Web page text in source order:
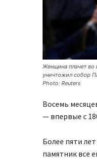
Женщина плачет во
уничтожил собор
Photo: Reuters
Восемь
— впервые с
Более пяти
памятник все